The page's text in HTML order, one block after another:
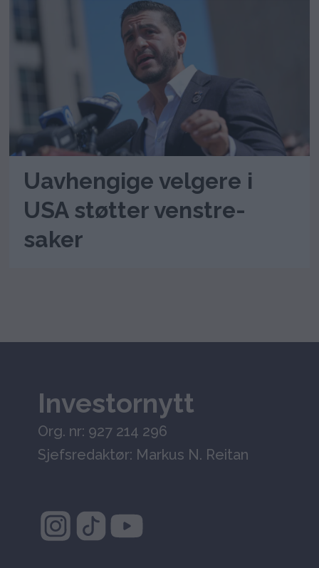
Uavhengige velgere i
USA støtter venstre-
saker
Investornytt
Org. nr: 927 214 296
Sjefsredaktør: Markus N. Reitan